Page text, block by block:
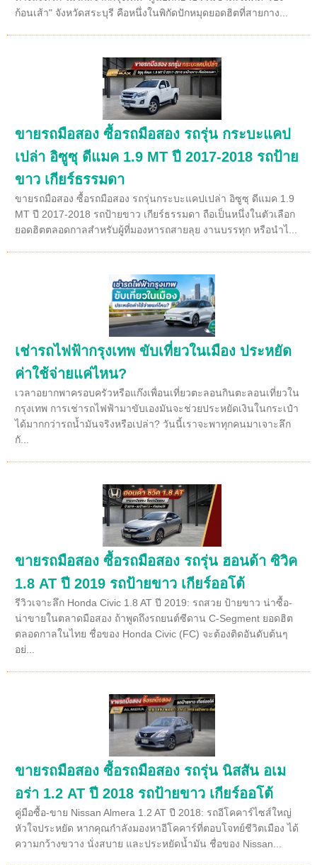
ก้อนเส้า" จังหวัดสระบุรี คือหนึ่งในพิกัดปักหมุดยอดฮิตที่สายกาง...
ขายรถมือสอง ซื้อรถมือสอง รถรุ่น กระบะแคป
เปล่า อิซูซุ ดีแมค 1.9 MT ปี 2017-2018 รถป้าย
ขาว เกียร์ธรรมดา
ขายรถมือสอง ซื้อรถมือสอง รถรุ่นกระบะแคปเปล่า อิซูซุ ดีแมค 1.9
MT ปี 2017-2018 รถป้ายขาว เกียร์ธรรมดา ถือเป็นหนึ่งในตัวเลือก
ยอดฮิตตลอดกาลสำหรับผู้ที่มองหารถสายลุย งานบรรทุก หรือนำไ...
เช่ารถไฟฟ้ากรุงเทพ ขับเที่ยวในเมือง ประหยัด
ค่าใช้จ่ายแค่ไหน?
เวลาอยากพาครอบครัวหรือแก๊งเพื่อนเที่ยวตะลอนกินตะลอนเที่ยวใน
กรุงเทพ การเช่ารถไฟฟ้ามาขับเองมันจะช่วยประหยัดเงินในกระเป๋า
ได้มากกว่ารถน้ำมันจริงหรือเปล่า? วันนี้เราจะพาทุกคนมาเจาะลึก
กั...
ขายรถมือสอง ซื้อรถมือสอง รถรุ่น ฮอนด้า ซิวิค
1.8 AT ปี 2019 รถป้ายขาว เกียร์ออโต้
รีวิวเจาะลึก Honda Civic 1.8 AT ปี 2019: รถสวย ป้ายขาว น่าซื้อ-
น่าขายในตลาดมือสอง ถ้าพูดถึงรถยนต์ซีดาน C-Segment ยอดฮิต
ตลอดกาลในไทย ชื่อของ Honda Civic (FC) จะต้องติดอันดับต้นๆ
อย่...
ขายรถมือสอง ซื้อรถมือสอง รถรุ่น นิสสัน อเม
อร่า 1.2 AT ปี 2018 รถป้ายขาว เกียร์ออโต้
คู่มือซื้อ-ขาย Nissan Almera 1.2 AT ปี 2018: รถอีโคคาร์ไซส์ใหญ่
หัวใจประหยัด หากคุณกำลังมองหาอีโคคาร์ที่ตอบโจทย์ชีวิตเมือง ได้
ความกว้างขวาง นั่งสบาย และประหยัดน้ำมัน ชื่อของ Nissan...